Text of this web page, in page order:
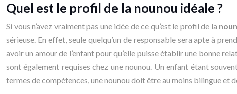
Quel est le profil de la nounou idéale ?
Si vous n’avez vraiment pas une idée de ce qu’est le profil de la
sérieuse. En effet, seule quelqu’un de responsable sera apte à
avoir un amour de l’enfant pour qu’elle puisse établir une bonne
sont également requises chez une nounou. Un enfant étant
termes de compétences, une nounou doit être au moins bilingue